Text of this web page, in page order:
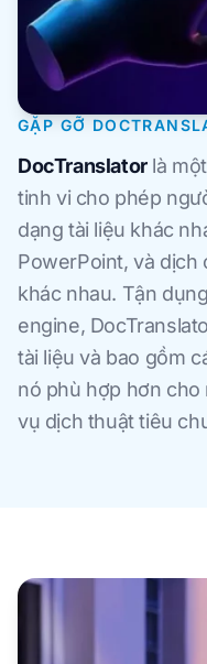
GẶP GỠ
DocTranslatorlà
tinh vi cho phép
dạng tài liệu khác
PowerPoint, và dịch
khác nhau. Tận
engine,
tài liệu và bao gồm
nó phù hợp hơn cho
vụ dịch thuật tiêu